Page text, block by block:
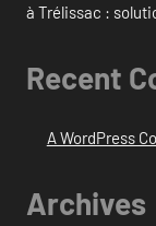
à Trélissac :
Recent
A WordPress
Archives